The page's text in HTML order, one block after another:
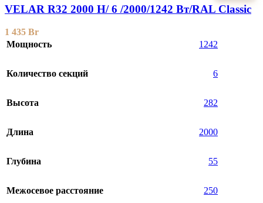
VELAR R32 2000 H/ 6 /2000/1242 Вт/RAL Classic
1 435 Br
Мощность
1242
Количество секций 6
Высота 282
Длина 2000
Глубина 55
Межосевое расстояние 250